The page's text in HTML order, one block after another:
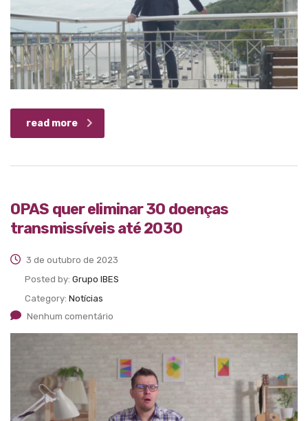
read more
OPAS quer eliminar 30 doenças
transmissíveis até 2030
3 de outubro de 2023
Posted by: Grupo IBES
Category: Notícias
Nenhum comentário